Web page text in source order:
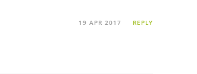
19 APR 2017 REPLY